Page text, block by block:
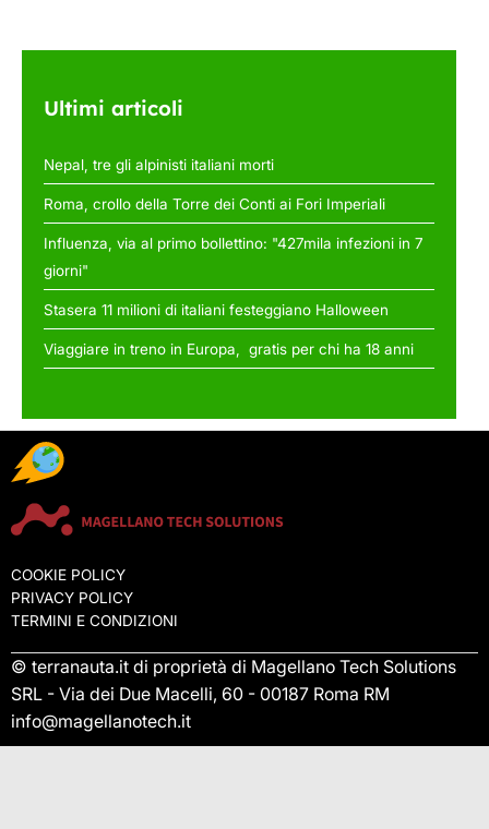
Ultimi articoli
Nepal, tre gli alpinisti italiani morti
Roma, crollo della Torre dei Conti ai Fori Imperiali
Influenza, via al primo bollettino: "427mila infezioni in 7
giorni"
Stasera 11 milioni di italiani festeggiano Halloween
Viaggiare in treno in Europa, gratis per chi ha 18 anni
COOKIE POLICY
PRIVACY POLICY
TERMINI E CONDIZIONI
© terranauta.it di proprietà di Magellano Tech Solutions
SRL - Via dei Due Macelli, 60 - 00187 Roma RM
info@magellanotech.it